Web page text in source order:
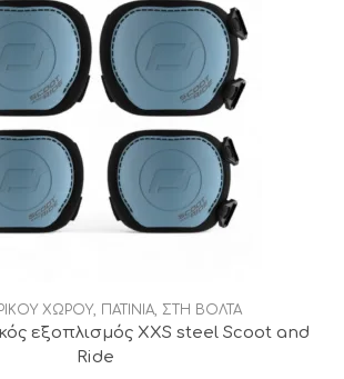
ΧΩΡΟΥ, ΠΑΤΙΝΙΑ ΣΤΗ ΒΟΛΤΑ
εξοπλισμός XXS steel Scoot and
Ride